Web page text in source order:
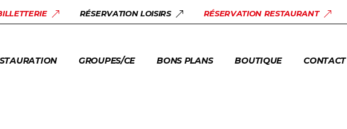
RÉSERVATION LOISIRS RÉSERVATION RESTAURANT
GROUPES/CE BONS PLANS BOUTIQUE CONTACT
URBEX
SALLES DE RÉUNION
CENTRES DE LOISIRS
BONS PLANS
LOISIRS & ANNIVERSAIRES